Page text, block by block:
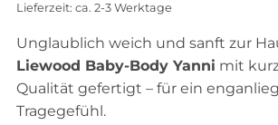
Lieferzeit: ca. 2-3 Werktage
Unglaublich weich und sanft zur
Liewood Baby-Body Yanni mit
Qualität gefertigt – für ein
Tragegefühl.